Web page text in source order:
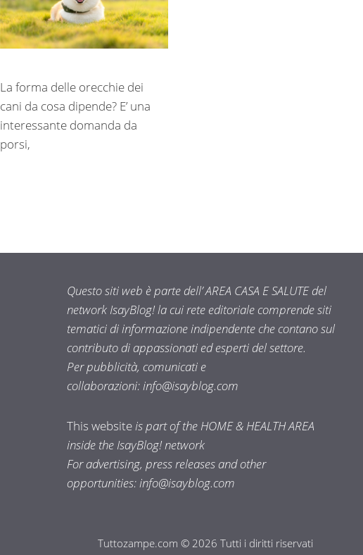
La forma delle orecchie dei
cani da cosa dipende? E’ una
interessante domanda da
porsi,
Questo siti web è parte dell’ AREA CASA E SALUTE del
network IsayBlog! la cui rete editoriale comprende siti
tematici di informazione indipendente che contano sul
contributo di appassionati ed esperti del settore.
Per pubblicità, comunicati e
collaborazioni:info@isayblog.com
This websiteis part of the HOME & HEALTH AREA
inside the IsayBlog! network
For advertising, press releases and other
opportunities:info@isayblog.com
Tuttozampe.com © 2026 Tutti i diritti riservati